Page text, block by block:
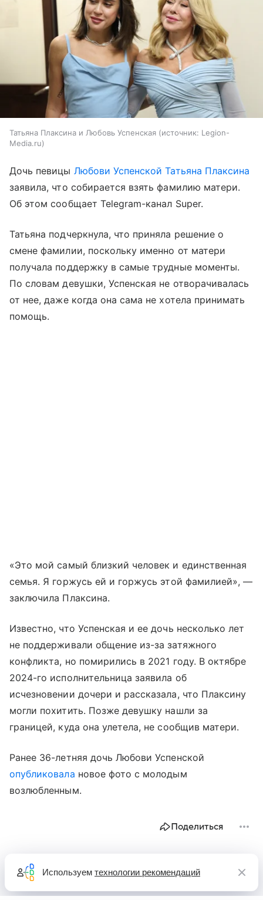
Татьяна Плаксина и Любовь Успенская источник: Legion-
Media.ru
Дочь певицы Любови Успенской Татьяна Плаксина
заявила, что собирается взять фамилию матери.
Об этом сообщает Telegram-канал Super.
Татьяна подчеркнула, что приняла решение о
смене фамилии, поскольку именно от матери
получала поддержку в самые трудные моменты.
По словам девушки, Успенская не отворачивалась
от нее, даже когда она сама не хотела принимать
помощь.
«Это мой самый близкий человек и единственная
семья. Я горжусь ей и горжусь этой фамилией», —
заключила Плаксина.
Известно, что Успенская и ее дочь несколько лет
не поддерживали общение из-за затяжного
конфликта, но помирились в 2021 году. В октябре
2024-го исполнительница заявила об
исчезновении дочери и рассказала, что Плаксину
могли похитить. Позже девушку нашли за
границей, куда она улетела, не сообщив матери.
Ранее 36-летняя дочь Любови Успенской
опубликовала новое фото с молодым
возлюбленным.
Поделиться
Используем технологии рекомендаций